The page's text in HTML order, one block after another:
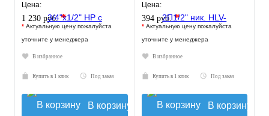
Цена:
1 230 руб.*
* Актуальную цену пожалуйста
уточните у менеджера
В избранное
Купить в 1 клик Под заказ
В корзину
Цена:
394 руб.*
* Актуальную цену пожалуйста
уточните у менеджера
В избранное
Купить в 1 клик Под заказ
В корзину